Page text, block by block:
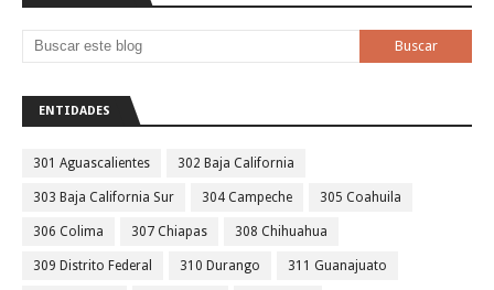
ENTIDADES
301 Aguascalientes 302 Baja California
303 Baja California Sur 304 Campeche 305 Coahuila
306 Colima 307 Chiapas 308 Chihuahua
309 Distrito Federal 310 Durango 311 Guanajuato